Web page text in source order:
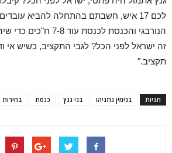
לכם 17 איש, חשבתם בהתחלה להביא
הנורבגי והכנסת לכנסת
זה ישראל לפני הכל? לגבי התקציב, כשיש אי
תקציב."
תגיות בנימין נתניהו בני גנץ כנסת בחירות